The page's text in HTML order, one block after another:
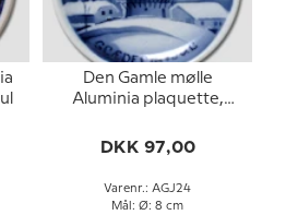
Den Gamle mølle
Aluminia plaquette,
DKK 97,00
Varenr.: AGJ24
Mål: Ø: 8 cm